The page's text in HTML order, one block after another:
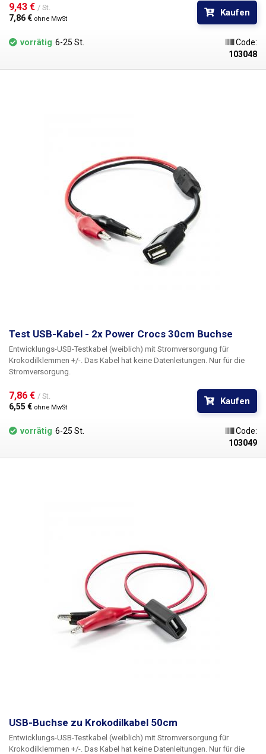
9,43 € / St.
7,86 € ohne MwSt
Kaufen
vorrätig 6-25 St.
Code:
103048
Test USB-Kabel - 2x Power Crocs 30cm Buchse
Entwicklungs-USB-Testkabel (weiblich) mit Stromversorgung für
Krokodilklemmen +/-. Das Kabel hat keine Datenleitungen. Nur für die
Stromversorgung.
7,86 € / St.
6,55 € ohne MwSt
Kaufen
vorrätig 6-25 St.
Code:
103049
USB-Buchse zu Krokodilkabel 50cm
Entwicklungs-USB-Testkabel (weiblich) mit Stromversorgung für
Krokodilklemmen +/-. Das Kabel hat keine Datenleitungen. Nur für die